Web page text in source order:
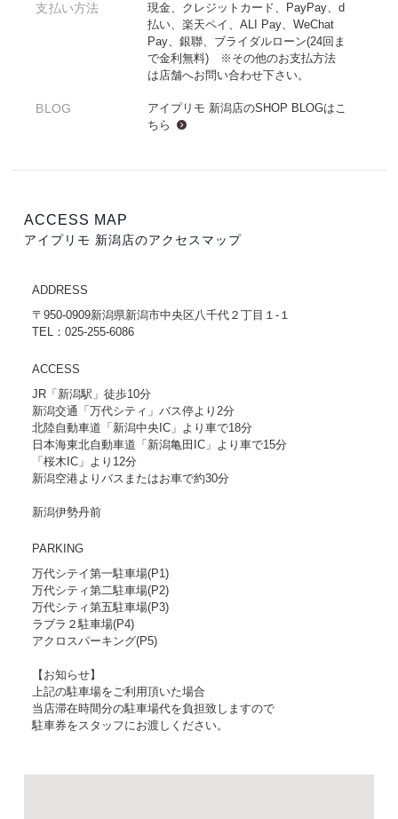
支払い方法
現金、クレジットカード、PayPay、d
払い、楽天ペイ、ALI Pay、WeChat
Pay、銀聯、ブライダルローン(24回ま
で金利無料) ※その他のお支払方法
は店舗へお問い合わせ下さい。
BLOG アイプリモ 新潟店のSHOP BLOGはこ
ちら
ACCESS MAP
アイプリモ 新潟店のアクセスマップ
ADDRESS
〒950-0909新潟県新潟市中央区八千代２丁目１-１
TEL：025-255-6086
ACCESS
JR「新潟駅」徒歩10分
新潟交通「万代シティ」バス停より2分
北陸自動車道「新潟中央IC」より車で18分
日本海東北自動車道「新潟亀田IC」より車で15分
「桜木IC」より12分
新潟空港よりバスまたはお車で約30分
新潟伊勢丹前
PARKING
万代シテイ第一駐車場(P1)
万代シティ第二駐車場(P2)
万代シティ第五駐車場(P3)
ラブラ２駐車場(P4)
アクロスパーキング(P5)
【お知らせ】
上記の駐車場をご利用頂いた場合
当店滞在時間分の駐車場代を負担致しますので
駐車券をスタッフにお渡しください。